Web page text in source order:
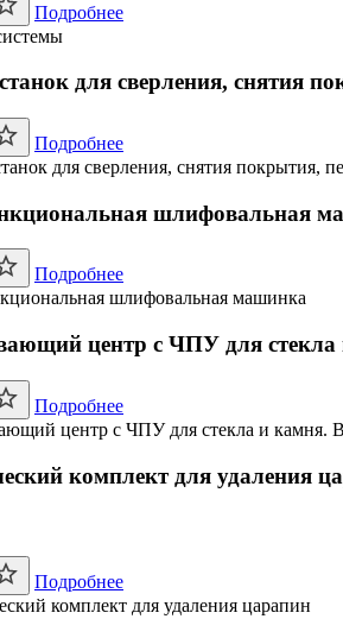
Подробнее
для сверления, снятия
Подробнее
шлифовальная
Подробнее
центр с ЧПУ для
Подробнее
комплект для удаления
Подробнее